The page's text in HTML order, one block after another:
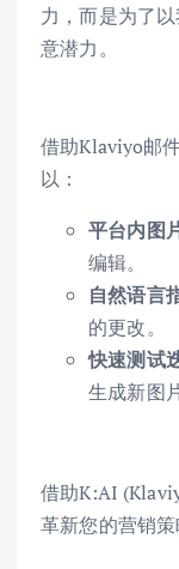
力，而是为了
意潜力。
借助Klaviyo邮
以：
平台内图
编辑。
自然语言
的更改。
快速测试
生成新图
借助K:AI
革新您的营销策